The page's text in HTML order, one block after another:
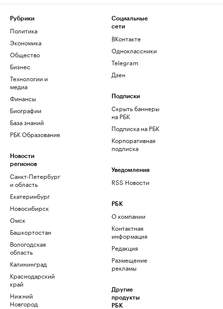
Рубрики
Политика
Экономика
Общество
Бизнес
Технологии и
медиа
Финансы
Биографии
База знаний
РБК Образование
Новости
регионов
Санкт-Петербург
и область
Екатеринбург
Новосибирск
Омск
Башкортостан
Вологодская
область
Калининград
Краснодарский
край
Нижний
Новгород
Социальные
сети
ВКонтакте
Одноклассники
Telegram
Дзен
Подписки
Скрыть баннеры
на РБК
Подписка на РБК
Корпоративная
подписка
Уведомления
RSS Новости
РБК
О компании
Контактная
информация
Редакция
Размещение
рекламы
Другие
продукты
РБК